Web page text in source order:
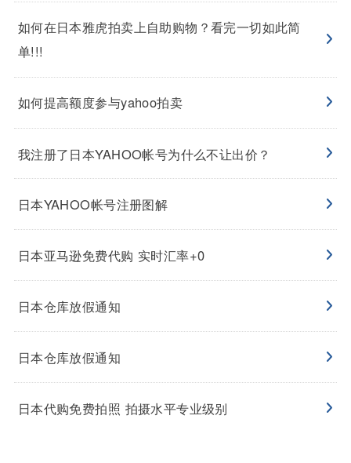
如何在日本雅虎拍卖上自助购物？看完一切如此简
单!!!
如何提高额度参与yahoo拍卖
我注册了日本YAHOO帐号为什么不让出价？
日本YAHOO帐号注册图解
日本亚马逊免费代购 实时汇率+0
日本仓库放假通知
日本仓库放假通知
日本代购免费拍照 拍摄水平专业级别